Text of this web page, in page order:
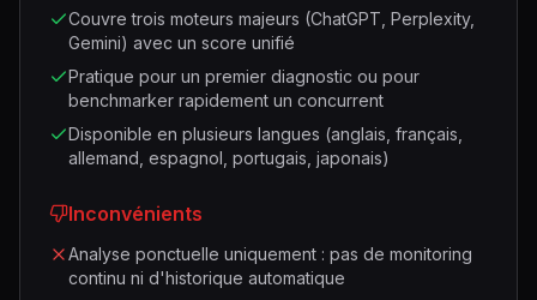
Couvre trois moteurs majeurs (ChatGPT, Perplexity,
Gemini) avec un score unifié
Pratique pour un premier diagnostic ou pour
benchmarker rapidement un concurrent
Disponible en plusieurs langues (anglais, français,
allemand, espagnol, portugais, japonais)
Inconvénients
Analyse ponctuelle uniquement : pas de monitoring
continu ni d'historique automatique